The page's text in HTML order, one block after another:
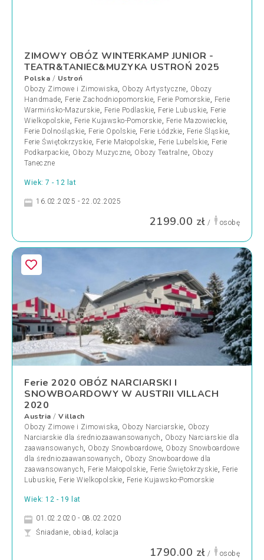
ZIMOWY OBÓZ WINTERKAMP JUNIOR -
TEATR&TANIEC&MUZYKA USTROŃ 2025
Polska / Ustroń
Obozy Zimowe i Zimowiska, Obozy Artystyczne, Obozy
Handmade, Ferie Zachodniopomorskie, Ferie Pomorskie, Ferie
Warmińsko-Mazurskie, Ferie Podlaskie, Ferie Lubuskie, Ferie
Wielkopolskie, Ferie Kujawsko-Pomorskie, Ferie Mazowieckie,
Ferie Dolnośląskie, Ferie Opolskie, Ferie Łódzkie, Ferie Śląskie,
Ferie Świętokrzyskie, Ferie Małopolskie, Ferie Lubelskie, Ferie
Podkarpackie, Obozy Muzyczne, Obozy Teatralne, Obozy
Taneczne
Wiek: 7 - 12 lat
16.02.2025 - 22.02.2025
2199.00 zł / osobę
Ferie 2020 OBÓZ NARCIARSKI I
SNOWBOARDOWY W AUSTRII VILLACH
2020
Austria / Villach
Obozy Zimowe i Zimowiska, Obozy Narciarskie, Obozy
Narciarskie dla średniozaawansowanych , Obozy Narciarskie dla
zaawansowanych, Obozy Snowboardowe, Obozy Snowboardowe
dla średniozaawansowanych , Obozy Snowboardowe dla
zaawansowanych, Ferie Małopolskie, Ferie Świętokrzyskie, Ferie
Lubuskie, Ferie Wielkopolskie, Ferie Kujawsko-Pomorskie
Wiek: 12 - 19 lat
01.02.2020 - 08.02.2020
Śniadanie, obiad, kolacja
1790.00 zł / osobę